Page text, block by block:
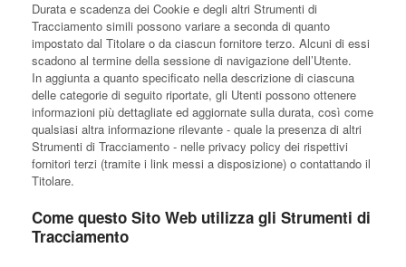
Durata e scadenza dei Cookie e degli altri Strumenti di
Tracciamento simili possono variare a seconda di quanto
impostato dal Titolare o da ciascun fornitore terzo. Alcuni di essi
scadono al termine della sessione di navigazione dell’Utente.
In aggiunta a quanto specificato nella descrizione di ciascuna
delle categorie di seguito riportate, gli Utenti possono ottenere
informazioni più dettagliate ed aggiornate sulla durata, così come
qualsiasi altra informazione rilevante - quale la presenza di altri
Strumenti di Tracciamento - nelle privacy policy dei rispettivi
fornitori terzi (tramite i link messi a disposizione) o contattando il
Titolare.
Come questo Sito Web utilizza gli Strumenti di
Tracciamento